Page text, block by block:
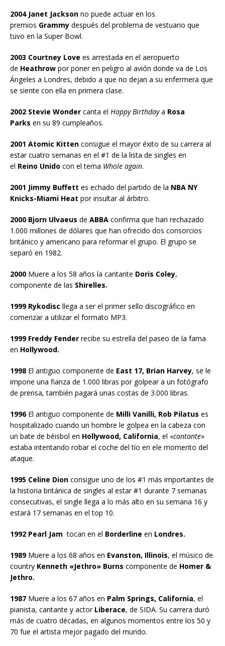
2004 Janet Jackson no puede actuar en los
premios Grammy después del problema de vestuario que
tuvo en la Super Bowl.
2003 Courtney Love es arrestada en el aeropuerto
de Heathrow por poner en peligro al avión donde va de Los
Ángeles a Londres, debido a que no dejan a su enfermera que
se siente con ella en primera clase.
2002 Stevie Wonder canta el Happy Birthdaya Rosa
Parks en su 89 cumpleaños.
2001 Atomic Kitten consigue el mayor éxito de su carrera al
estar cuatro semanas en el #1 de la lista de singles en
el Reino Unido con el tema Whole again.
2001 Jimmy Buffett es echado del partido de la NBA NY
Knicks-Miami Heat por insultar al árbitro.
2000 Bjorn Ulvaeus de ABBA confirma que han rechazado
1.000 millones de dólares que han ofrecido dos consorcios
británico y americano para reformar el grupo. El grupo se
separó en 1982.
2000 Muere a los 58 años la cantante Doris Coley,
componente de las Shirelles.
1999 Rykodisc llega a ser el primer sello discográfico en
comenzar a utilizar el formato MP3.
1999 Freddy Fender recibe su estrella del paseo de la fama
en Hollywood.
1998 El antiguo componente de East 17, Brian Harvey, se le
impone una fianza de 1.000 libras por golpear a un fotógrafo
de prensa, también pagará unas costas de 3.000 libras.
1996El antiguo componente de Milli Vanilli, Rob Pilatus es
hospitalizado cuando un hombre le golpea en la cabeza con
un bate de béisbol en Hollywood, California, el «cantante»
estaba intentando robar el coche del tío en ele momento del
ataque.
1995 Celine Dion consigue uno de los #1 más importantes de
la historia británica de singles al estar #1 durante 7 semanas
consecutivas, el single llega a lo más alto en su semana 16 y
estará 17 semanas en el top 10.
1992 Pearl Jam tocan en el Borderline en Londres.
1989Muere a los 68 años en Evanston, Illinois, el músico de
country Kenneth «Jethro» Burns componente de Homer &
Jethro.
1987 Muere a los 67 años en Palm Springs, California, el
pianista, cantante y actorLiberace, de SIDA. Su carrera duró
más de cuatro décadas, en algunos momentos entre los 50 y
70 fue el artista mejor pagado del mundo.